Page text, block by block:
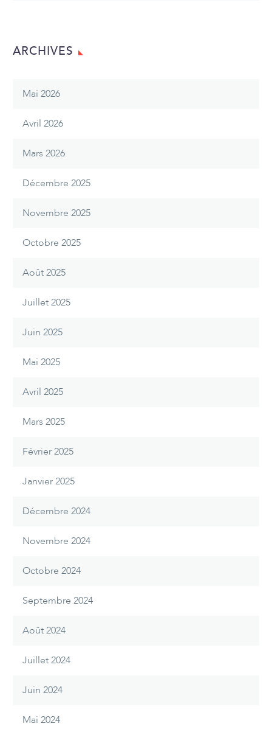
ARCHIVES
Mai 2026
Avril 2026
Mars 2026
Décembre 2025
Novembre 2025
Octobre 2025
Août 2025
Juillet 2025
Juin 2025
Mai 2025
Avril 2025
Mars 2025
Février 2025
Janvier 2025
Décembre 2024
Novembre 2024
Octobre 2024
Septembre 2024
Août 2024
Juillet 2024
Juin 2024
Mai 2024